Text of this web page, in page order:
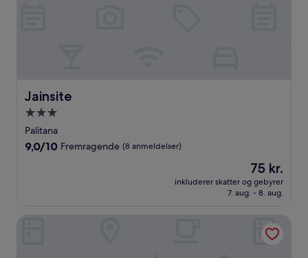
Jainsite
Jainsite
3.0-
stjernet
overnatningssted
Palitana
9.0
anmeldelser)
9,0/10 Fremragende (8 anmeldelser)
Prisen
er
75 kr.
75 kr.
inkluderer skatter og gebyrer
7. aug. - 8. aug.